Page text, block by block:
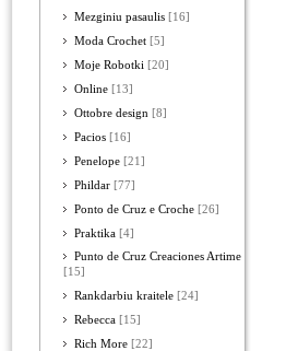
Mezginiu pasaulis [16]
Moda Crochet [5]
Moje Robotki [20]
Online [13]
Ottobre design [8]
Pacios [16]
Penelope [21]
Phildar [77]
Ponto de Cruz e Croche [26]
Praktika [4]
Punto de Cruz Creaciones Artime
[15]
Rankdarbiu kraitele [24]
Rebecca [15]
Rich More [22]